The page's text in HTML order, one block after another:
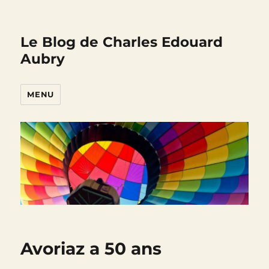
Le Blog de Charles Edouard
Aubry
MENU
Avoriaz a 50 ans